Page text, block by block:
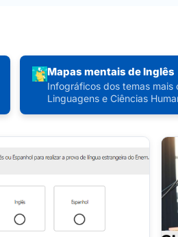
Mapas mentais de Inglês
Infográficos dos temas mais
Linguagens e Ciências